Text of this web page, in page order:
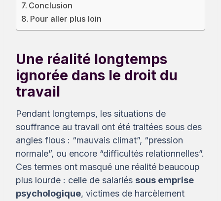
Conclusion
Pour aller plus loin
Une réalité longtemps
ignorée dans le droit du
travail
Pendant longtemps, les situations de
souffrance au travail ont été traitées sous des
angles flous : “mauvais climat”, “pression
normale”, ou encore “difficultés relationnelles”.
Ces termes ont masqué une réalité beaucoup
plus lourde : celle de salariés sous emprise
psychologique, victimes de harcèlement